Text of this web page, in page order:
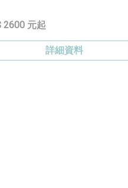
2600 元起
詳細資料